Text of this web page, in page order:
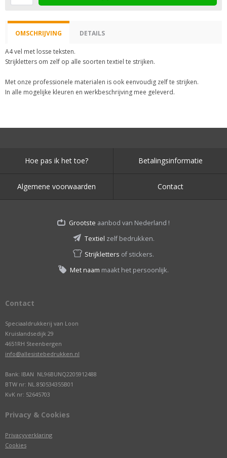
OMSCHRIJVING DETAILS
A4 vel met losse teksten.
Strijkletters om zelf op alle soorten textiel te strijken.
Met onze professionele materialen is ook eenvoudig zelf te strijken.
In alle mogelijke kleuren en werkbeschrijving mee geleverd.
Hoe pas ik het toe? Betalingsinformatie
Algemene voorwaarden Contact
Grootste aanbod van Nederland !
Textiel zelf bedrukken.
Strijkletters of stickers.
Met naam maakt het persoonlijk.
Contact
Speciaaldrukkerij van Loon
Kruislandsedijk 29
4651RH Steenbergen
info@allesistebedrukken.nl
Bank: IBAN NL96BUNQ2205912488
BTW nr: NL.850534355B01
KvK nr: 52645703
Privacy & Cookies
Privacyverklaring
Cookies